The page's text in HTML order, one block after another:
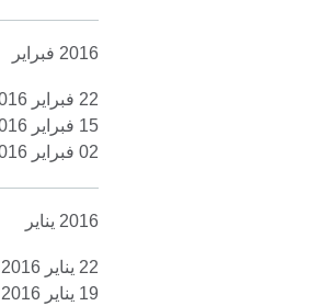
2016 فبراير
22 فبراير 2016
15 فبراير 2016
02 فبراير 2016
2016 يناير
22 يناير 2016
19 يناير 2016